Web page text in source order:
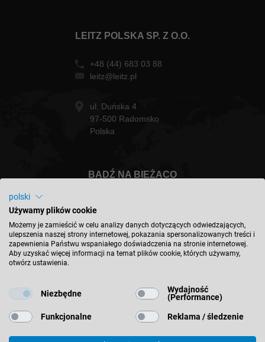
LEITZ POLSKA SP. Z O.O.
+48 (44) 683 03 88
leitz@leitz.pl
ul. Duńska 4
97-500 Radomsko
Polska
BĄDŹ NA BIEŻĄCO
Polska - polski
polski
Używamy plików cookie
Możemy je zamieścić w celu analizy danych dotyczących odwiedzających,
ulepszenia naszej strony internetowej, pokazania spersonalizowanych treści i
zapewnienia Państwu wspaniałego doświadczenia na stronie internetowej.
Aby uzyskać więcej informacji na temat plików cookie, których używamy,
otwórz ustawienia.
Niezbędne
Wydajność
(Performance)
Funkcjonalne Reklama / śledzenie